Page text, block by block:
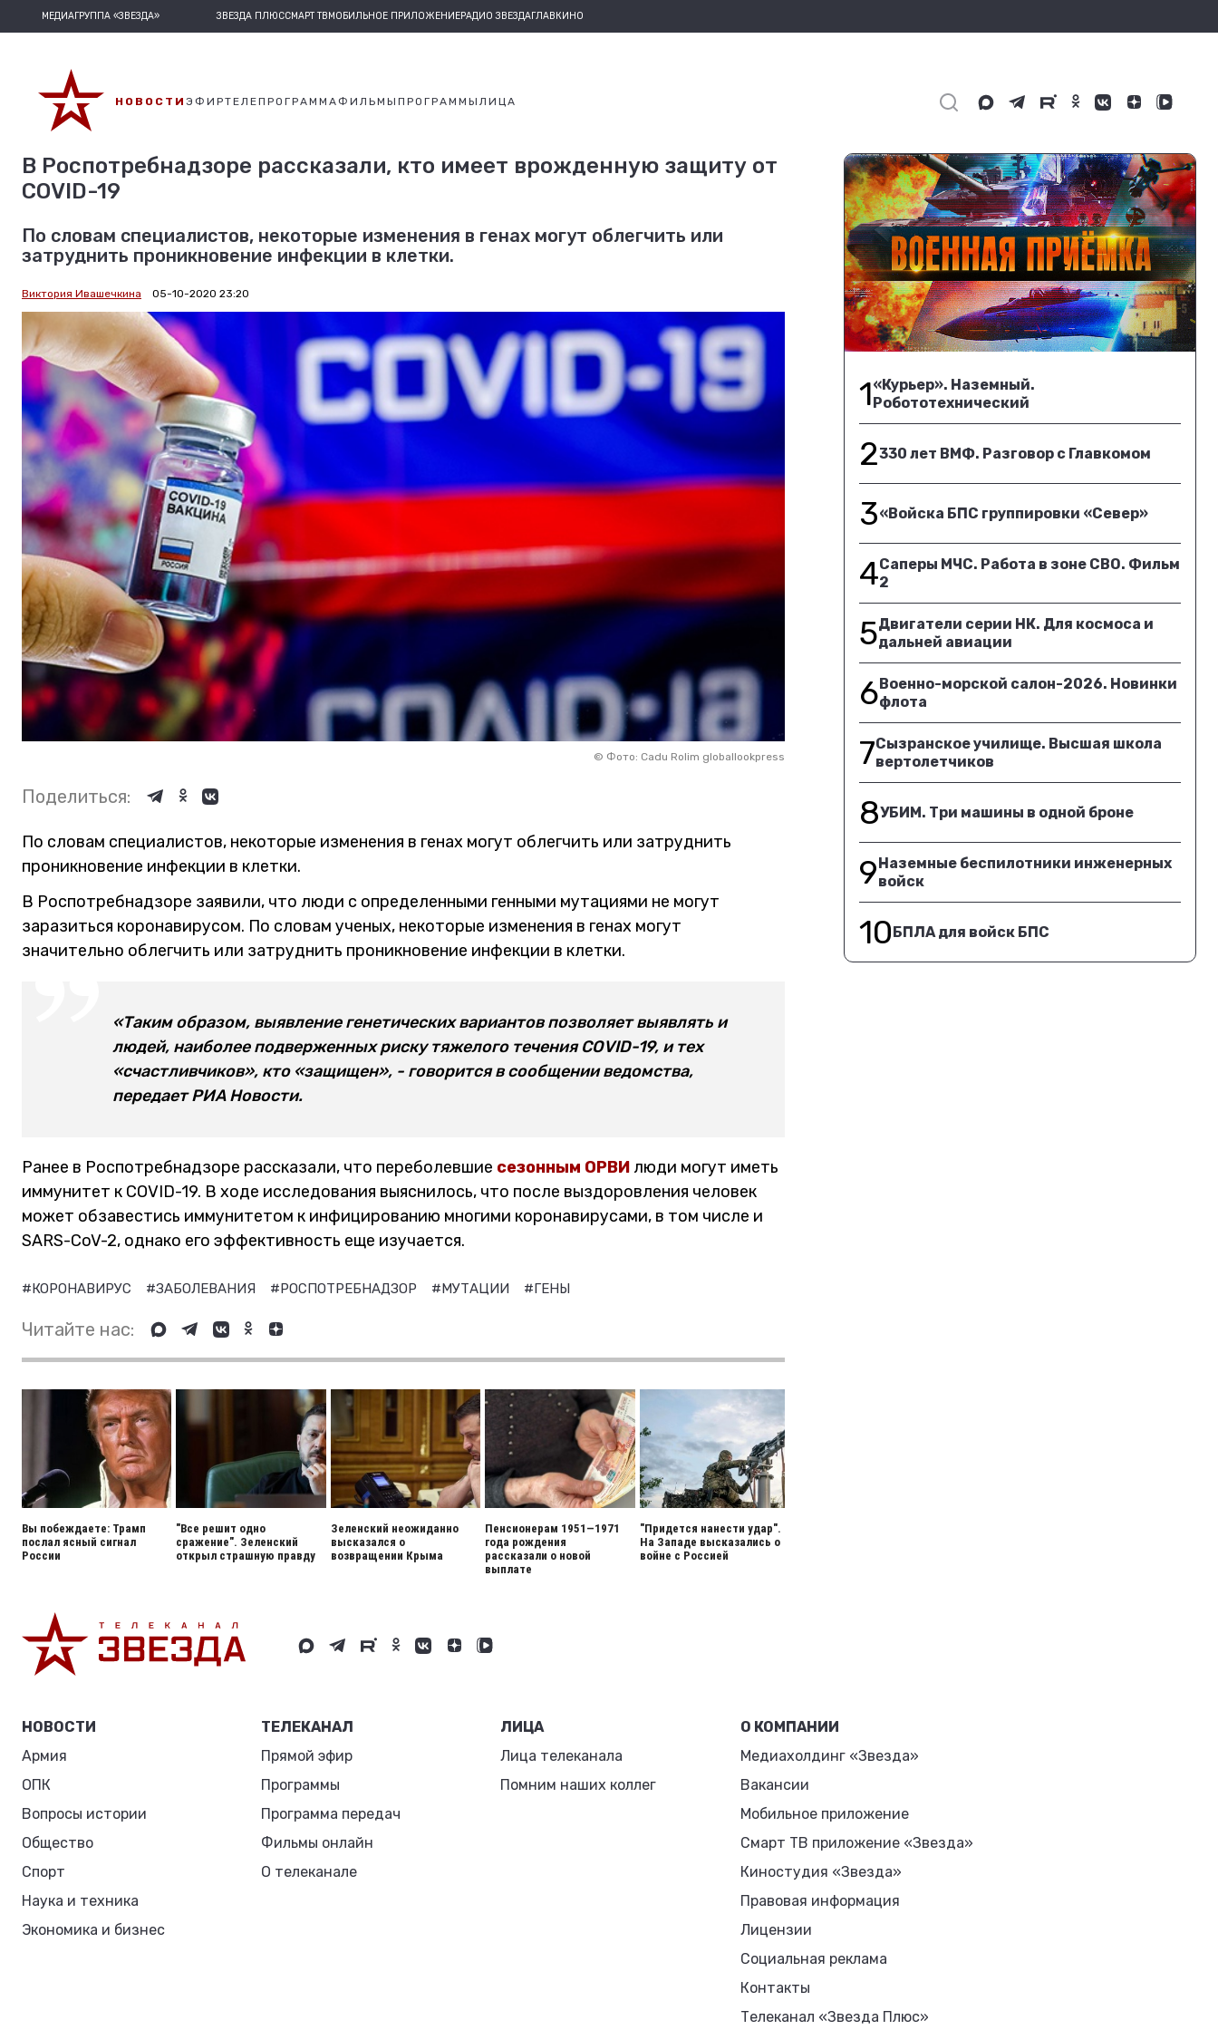
МЕДИАГРУППА «ЗВЕЗДА» ЗВЕЗДА ПЛЮССМАРТ ТВМОБИЛЬНОЕ ПРИЛОЖЕНИЕРАДИО ЗВЕЗДАГЛАВКИНО
НОВОСТИ ЭФИРТЕЛЕПРОГРАММАФИЛЬМЫ ПРОГРАММЫ ЛИЦА
В Роспотребнадзоре рассказали, кто имеет врожденную защиту от
COVID-19
По словам специалистов, некоторые изменения в генах могут облегчить или
затруднить проникновение инфекции в клетки.
Виктория Ивашечкина 05-10-2020 23:20
© Фото: Cadu Rolim globallookpress
Поделиться:
По словам специалистов, некоторые изменения в генах могут облегчить или затруднить
проникновение инфекции в клетки.
В Роспотребнадзоре заявили, что люди с определенными генными мутациями не могут
заразиться коронавирусом. По словам ученых, некоторые изменения в генах могут
значительно облегчить или затруднить проникновение инфекции в клетки.
«Таким образом, выявление генетических вариантов позволяет выявлять и
людей, наиболее подверженных риску тяжелого течения COVID-19, и тех
«счастливчиков», кто «защищен», - говорится в сообщении ведомства,
передает РИА Новости.
Ранее в Роспотребнадзоре рассказали, что переболевшие сезонным ОРВИ люди могут иметь
иммунитет к COVID-19. В ходе исследования выяснилось, что после выздоровления человек
может обзавестись иммунитетом к инфицированию многими коронавирусами, в том числе и
SARS-CoV-2, однако его эффективность еще изучается.
#КОРОНАВИРУС #ЗАБОЛЕВАНИЯ #РОСПОТРЕБНАДЗОР #МУТАЦИИ #ГЕНЫ
Читайте нас:
Вы побеждаете: Трамп
послал ясный сигнал
России
"Все решит одно
сражение". Зеленский
открыл страшную правду
Зеленский неожиданно
высказался о
возвращении Крыма
Пенсионерам 1951—1971
года рождения
рассказали о новой
выплате
"Придется нанести удар".
На Западе высказались о
войне с Россией
1«Курьер». Наземный.
Робототехнический
2330 лет ВМФ. Разговор с Главкомом
3«Войска БПС группировки «Север»
4Саперы МЧС. Работа в зоне СВО. Фильм
2
5Двигатели серии НК. Для космоса и
дальней авиации
6Военно-морской салон-2026. Новинки
флота
7Сызранское училище. Высшая школа
вертолетчиков
8УБИМ. Три машины в одной броне
9Наземные беспилотники инженерных
войск
10БПЛА для войск БПС
НОВОСТИ
Армия
ОПК
Вопросы истории
Общество
Спорт
Наука и техника
Экономика и бизнес
ТЕЛЕКАНАЛ
Прямой эфир
Программы
Программа передач
Фильмы онлайн
О телеканале
ЛИЦА
Лица телеканала
Помним наших коллег
О КОМПАНИИ
Медиахолдинг «Звезда»
Вакансии
Мобильное приложение
Смарт ТВ приложение «Звезда»
Киностудия «Звезда»
Правовая информация
Лицензии
Социальная реклама
Контакты
Телеканал «Звезда Плюс»